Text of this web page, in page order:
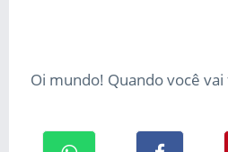
Oi mundo! Quando você